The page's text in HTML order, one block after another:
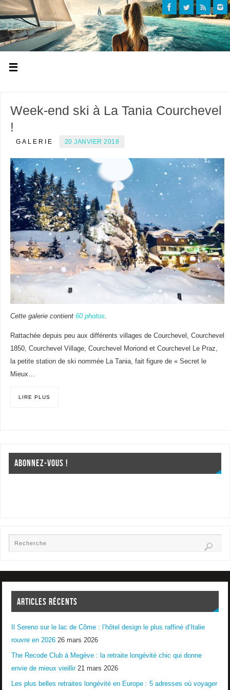
Week-end ski à La Tania Courchevel
!
GALERIE 20 JANVIER 2018
Cette galerie contient 60 photos
Rattachée depuis peu aux différents villages de Courchevel, Courchevel
1850, Courchevel Village, Courchevel Moriond et Courchevel Le Praz,
la petite station de ski nommée La Tania, fait figure de « Secret le
Mieux…
LIRE PLUS
ABONNEZ-VOUS !
ARTICLES RÉCENTS
Il Sereno sur le lac de Côme : l’hôtel design le plus raffiné d’Italie
rouvre en 2026 26 mars 2026
The Recode Club à Megève : la retraite longévité chic qui donne
envie de mieux vieillir 21 mars 2026
Les plus belles retraites longévité en Europe : 5 adresses où voyager